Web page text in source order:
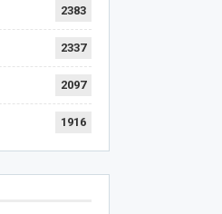
2383
2337
2097
1916